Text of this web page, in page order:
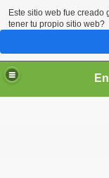
Este sitio web fue creado
tener tu propio sitio web?